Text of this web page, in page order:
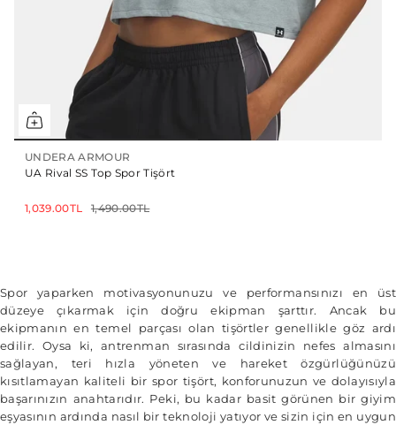
UNDERA ARMOUR
UA Rival SS Top Spor Tişört
1,039.00TL 1,490.00TL
Spor yaparken motivasyonunuzu ve performansınızı en üst
düzeye çıkarmak için doğru ekipman şarttır. Ancak bu
ekipmanın en temel parçası olan tişörtler genellikle göz ardı
edilir. Oysa ki, antrenman sırasında cildinizin nefes almasını
sağlayan, teri hızla yöneten ve hareket özgürlüğünüzü
kısıtlamayan kaliteli bir spor tişört, konforunuzun ve dolayısıyla
başarınızın anahtarıdır. Peki, bu kadar basit görünen bir giyim
eşyasının ardında nasıl bir teknoloji yatıyor ve sizin için en uygun